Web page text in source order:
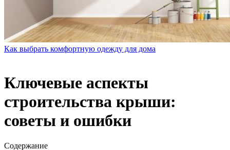
Как выбрать комфортную одежду для дома
Ключевые аспекты
строительства крыши:
советы и ошибки
Содержание